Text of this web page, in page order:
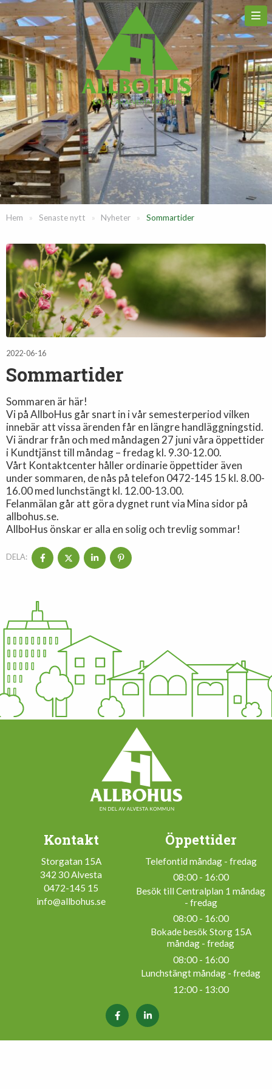
Hem » Senaste nytt » Nyheter » Sommartider
2022-06-16
Sommartider
Sommaren är här!
Vi på AllboHus går snart in i vår semesterperiod vilken
innebär att vissa ärenden får en längre handläggningstid.
Vi ändrar från och med måndagen 27 juni våra öppettider
i Kundtjänst till måndag – fredag kl. 9.30-12.00.
Vårt Kontaktcenter håller ordinarie öppettider även
under sommaren, de nås på telefon 0472-145 15 kl. 8.00-
16.00 med lunchstängt kl. 12.00-13.00.
Felanmälan går att göra dygnet runt via Mina sidor på
allbohus.se.
AllboHus önskar er alla en solig och trevlig sommar!
DELA:
Kontakt
Storgatan 15A
342 30 Alvesta
0472-145 15
info@allbohus.se
Öppettider
Telefontid måndag - fredag
08:00 - 16:00
Besök till Centralplan 1 måndag
- fredag
08:00 - 16:00
Bokade besök Storg 15A
måndag - fredag
08:00 - 16:00
Lunchstängt måndag - fredag
12:00 - 13:00